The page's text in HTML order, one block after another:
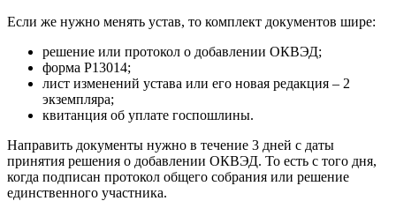
Если же нужно менять устав, то комплект документов шире:
решение или протокол о добавлении ОКВЭД;
форма Р13014;
лист изменений устава или его новая редакция – 2
экземпляра;
квитанция об уплате госпошлины.
Направить документы нужно в течение 3 дней с даты
принятия решения о добавлении ОКВЭД. То есть с того дня,
когда подписан протокол общего собрания или решение
единственного участника.